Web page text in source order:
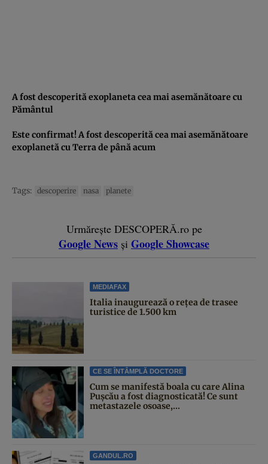
A fost descoperită exoplaneta cea mai asemănătoare cu
Pământul
Este confirmat! A fost descoperită cea mai asemănătoare
exoplanetă cu Terra de până acum
Tags: descoperire nasa planete
Urmărește DESCOPERĂ.ro pe
Google News și Google Showcase
MEDIAFAX
Italia inaugurează o rețea de trasee
turistice de 1.500 km
CE SE ÎNTÂMPLĂ DOCTORE
Cum se manifestă boala cu care Alina
Pușcău a fost diagnosticată! Ce sunt
metastazele osoase,...
GANDUL.RO